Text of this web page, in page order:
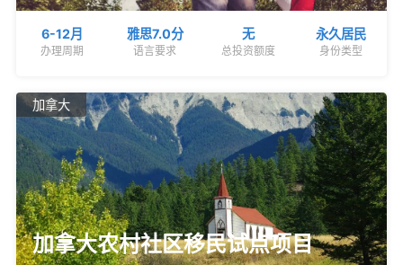
6-12月
办理周期
雅思7.0分
语言要求
无
总投资额度
永久居民
身份类型
加拿大
加拿大农村社区移民试点项目